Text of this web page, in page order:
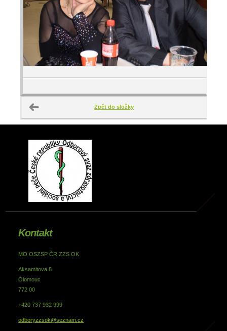
Zpět do složky
Kontakt
MO OSZSP ČR ZZS OK
Aksamitova 8
Olomouc
772 00
+420 737 932 999
odboryzzsok@seznam.cz